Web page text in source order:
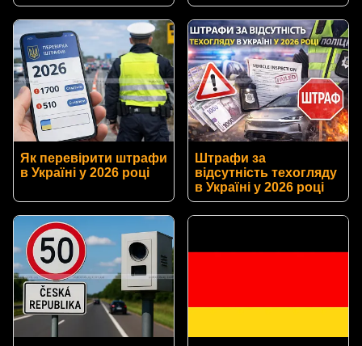
Як перевірити штрафи
в Україні у 2026 році
Штрафи за
відсутність техогляду
в Україні у 2026 році